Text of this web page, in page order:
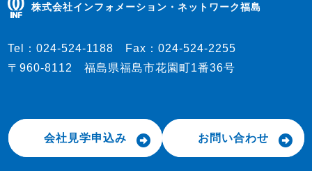
株式会社インフォメーション・ネットワーク福島
Tel：024-524-1188 Fax：024-524-2255
〒960-8112 福島県福島市花園町1番36号
会社見学申込み お問い合わせ